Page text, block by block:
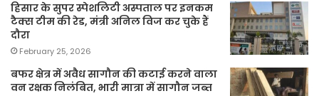
हिसार के सुपर स्पेशलिटी अस्पताल पर इनकम
टैक्स टीम की रेड, मंत्री अनिल विज कर चुके हैं
दौरा
February 25, 2026
बफर क्षेत्र में अवैध सागौन की कटाई करने वाला
वन रक्षक निलंबित, भारी मात्रा में सागौन जब्त